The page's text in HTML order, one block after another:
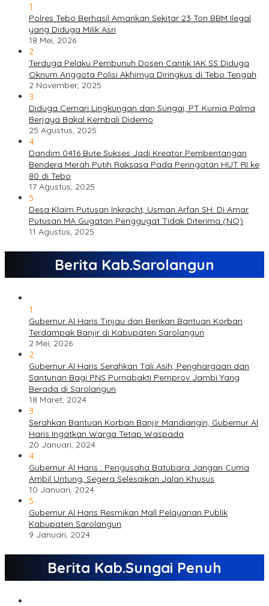
1
Polres Tebo Berhasil Amankan Sekitar 23 Ton BBM Ilegal
yang Diduga Milik Asri
18 Mei, 2026
2
Terduga Pelaku Pembunuh Dosen Cantik IAK SS Diduga
Oknum Anggota Polisi Akhirnya Diringkus di Tebo Tengah
2 November, 2025
3
Diduga Cemari Lingkungan dan Sungai, PT Kurnia Palma
Berjaya Bakal Kembali Didemo
25 Agustus, 2025
4
Dandim 0416 Bute Sukses Jadi Kreator Pembentangan
Bendera Merah Putih Raksasa Pada Peringatan HUT RI ke
80 di Tebo
17 Agustus, 2025
5
Desa Klaim Putusan Inkracht, Usman Arfan SH: Di Amar
Putusan MA Gugatan Penggugat Tidak Diterima (NO)
11 Agustus, 2025
Berita Kab.Sarolangun
1
Gubernur Al Haris Tinjau dan Berikan Bantuan Korban
Terdampak Banjir di Kabupaten Sarolangun
2 Mei, 2026
2
Gubernur Al Haris Serahkan Tali Asih, Penghargaan dan
Santunan Bagi PNS Purnabakti Pemprov Jambi Yang
Berada di Sarolangun
18 Maret, 2024
3
Serahkan Bantuan Korban Banjir Mandiangin, Gubernur Al
Haris Ingatkan Warga Tetap Waspada
20 Januari, 2024
4
Gubernur Al Haris : Pengusaha Batubara Jangan Cuma
Ambil Untung, Segera Selesaikan Jalan Khusus
10 Januari, 2024
5
Gubernur Al Haris Resmikan Mall Pelayanan Publik
Kabupaten Sarolangun
9 Januari, 2024
Berita Kab.Sungai Penuh